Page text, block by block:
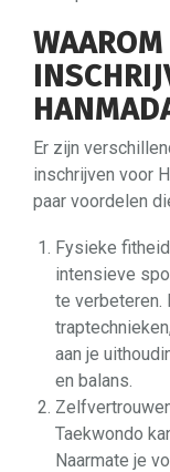
Er zijn
inschrijven voor
paar voordelen
Fysieke
intensieve
te verbeteren.
aan je
en balans.
Taekwondo
Naarmate je